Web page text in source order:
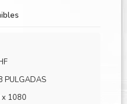
PULGADAS
x 1080